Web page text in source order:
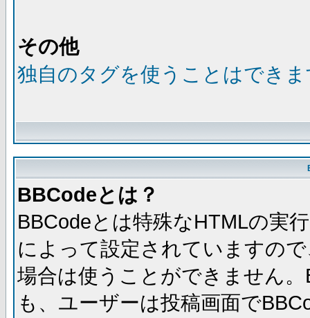
その他
独自のタグを使うことはでき
BBCodeとは？
BBCodeとは特殊なHTMLの実
によって設定されていますの
場合は使うことができません
も、ユーザーは投稿画面で